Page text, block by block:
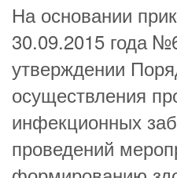
На основании
30.09.2015 года
утверждении
осуществления
инфекционных
проведений